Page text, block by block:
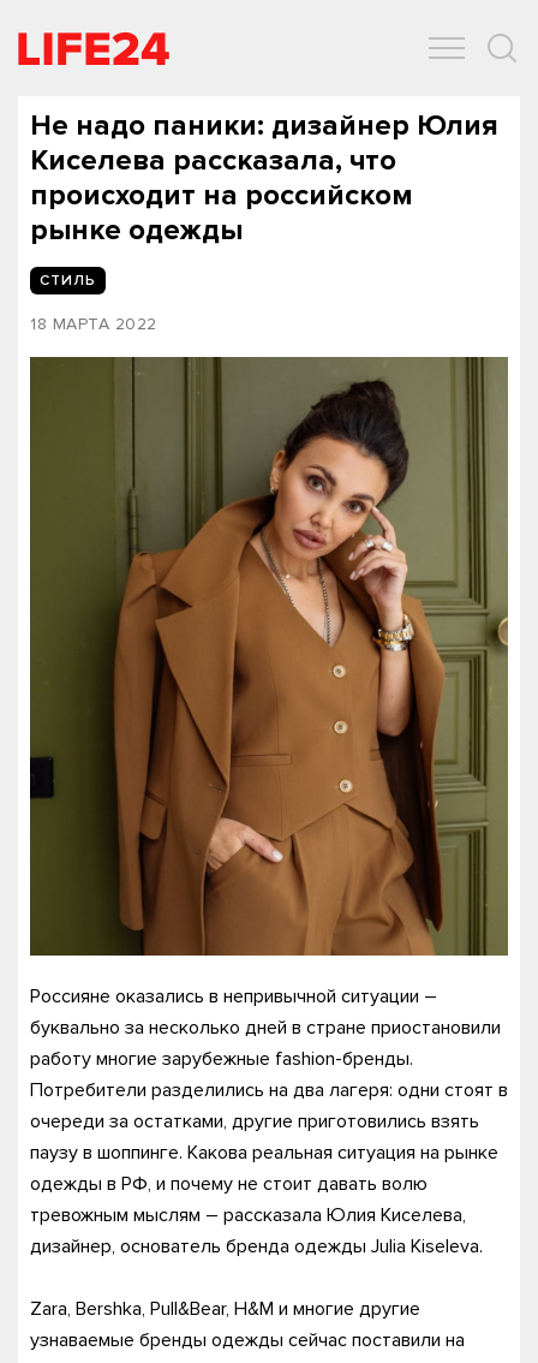
Не надо паники: дизайнер Юлия
Киселева рассказала, что
происходит на российском
рынке одежды
СТИЛЬ
18 МАРТА 2022
Россияне оказались в непривычной ситуации –
буквально за несколько дней в стране приостановили
работу многие зарубежные fashion-бренды.
Потребители разделились на два лагеря: одни стоят в
очереди за остатками, другие приготовились взять
паузу в шоппинге. Какова реальная ситуация на рынке
одежды в РФ, и почему не стоит давать волю
тревожным мыслям – рассказала Юлия Киселева,
дизайнер, основатель бренда одежды Julia Kiseleva.
Zara, Bershka, Pull&Bear, H&M и многие другие
узнаваемые бренды одежды сейчас поставили на